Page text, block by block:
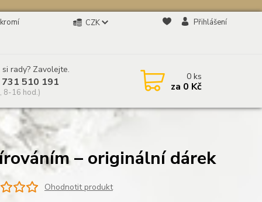
CZK Přihlášení
rady? Zavolejte.
510 191
8-16 hod.)
0ks
za 0 Kč
– originální dárek
Ohodnotit produkt